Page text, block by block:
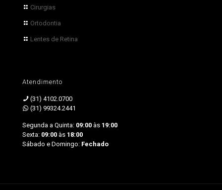
Cirurgias
Ortodontia
Lentes de Retina
Atendimento
(31) 4102.0700
(31) 99324.2441
Segunda a Quinta: 09:00 às 19:00
Sexta: 09:00 às 18:00
Sábado e Domingo: Fechado